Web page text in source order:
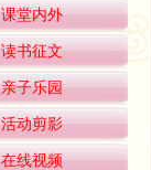
课堂内外
读书征文
亲子乐园
活动剪影
在线视频